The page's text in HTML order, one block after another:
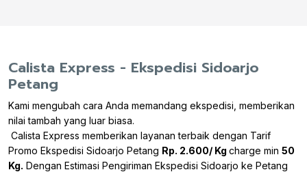
Calista Express - Ekspedisi Sidoarjo
Petang
Kami mengubah cara Anda memandang ekspedisi, memberikan
nilai tambah yang luar biasa.
Calista Express memberikan layanan terbaik dengan Tarif
Promo Ekspedisi Sidoarjo Petang Rp. 2.600/ Kg charge min 50
Kg. Dengan Estimasi Pengiriman Ekspedisi Sidoarjo ke Petang